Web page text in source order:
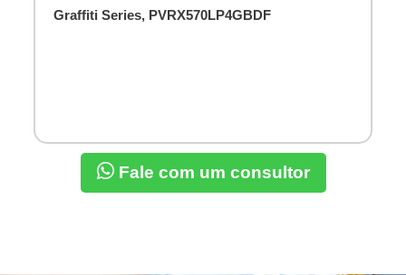
Graffiti Series, PVRX570LP4GBDF
Fale com um consultor